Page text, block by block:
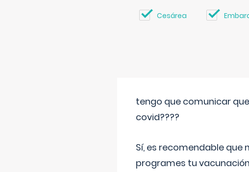
Cesárea
tengo que comunicar
covid????
Sí, es recomendable
programes tu